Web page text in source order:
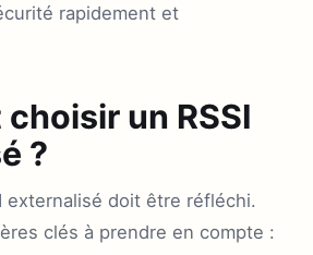
rapidement et
un RSSI
?
externalisé doit être réfléchi.
clés à prendre en compte :